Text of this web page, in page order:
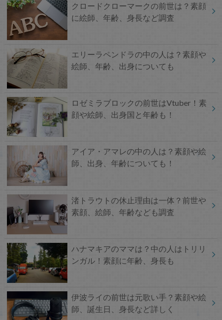
クロードクローマークの前世は？素顔
に絵師、年齢、身長など調査
エリーラペンドラの中の人は？素顔や
絵師、年齢、出身についても
ロゼミラブロックの前世はVtuber！素
顔や絵師、出身国と年齢も！
アイア・アマレの中の人は？素顔や絵
師、出身、年齢についても！
渚トラウトの休止理由は一体？前世や
素顔、絵師、年齢なども調査
ハナマキアのママは？中の人はトリリ
ンガル！素顔に年齢、身長も
伊波ライの前世は元歌い手？素顔や絵
師、誕生日、身長など詳しく